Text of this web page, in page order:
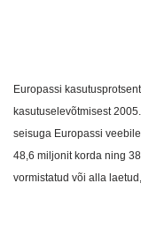
Europassi
kasutuselevõtmisest
seisuga Europassi
48,6 miljonit korda ning
vormistatud või alla